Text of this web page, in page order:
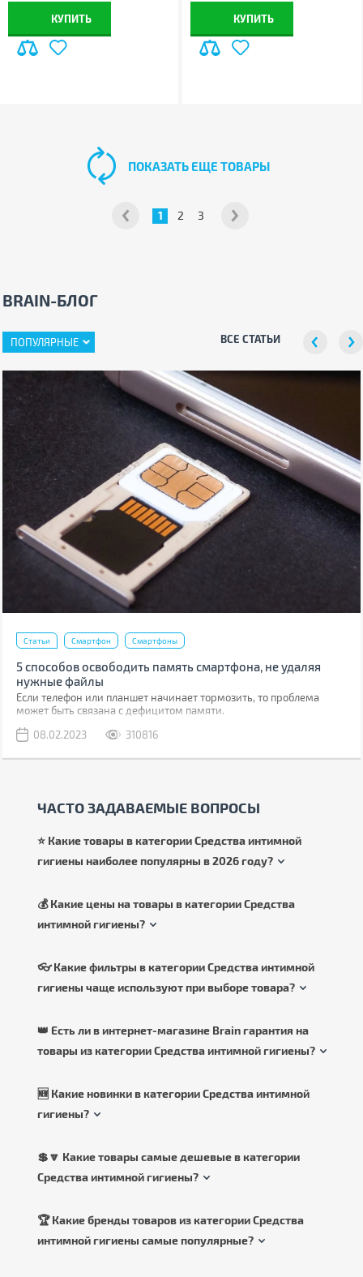
КУПИТЬ КУПИТЬ
1 2 3
ПОКАЗАТЬ ЕЩЕ ТОВАРЫ
BRAIN-БЛОГ
ПОПУЛЯРНЫЕ ВСЕ СТАТЬИ
Статьи Смартфон Смартфоны
5 способов освободить память смартфона, не удаляя
нужные файлы
Если телефон или планшет начинает тормозить, то проблема
может быть связана с дефицитом памяти.
08.02.2023
310816
ЧАСТО ЗАДАВАЕМЫЕ ВОПРОСЫ
⭐ Какие товары в категории Средства интимной
гигиены наиболее популярны в 2026 году?
💰 Какие цены на товары в категории Средства
интимной гигиены?
👓 Какие фильтры в категории Средства интимной
гигиены чаще используют при выборе товара?
👑 Есть ли в интернет-магазине Brain гарантия на
товары из категории Средства интимной гигиены?
🆕 Какие новинки в категории Средства интимной
гигиены?
💲🔽 Какие товары самые дешевые в категории
Средства интимной гигиены?
🏆 Какие бренды товаров из категории Средства
интимной гигиены самые популярные?